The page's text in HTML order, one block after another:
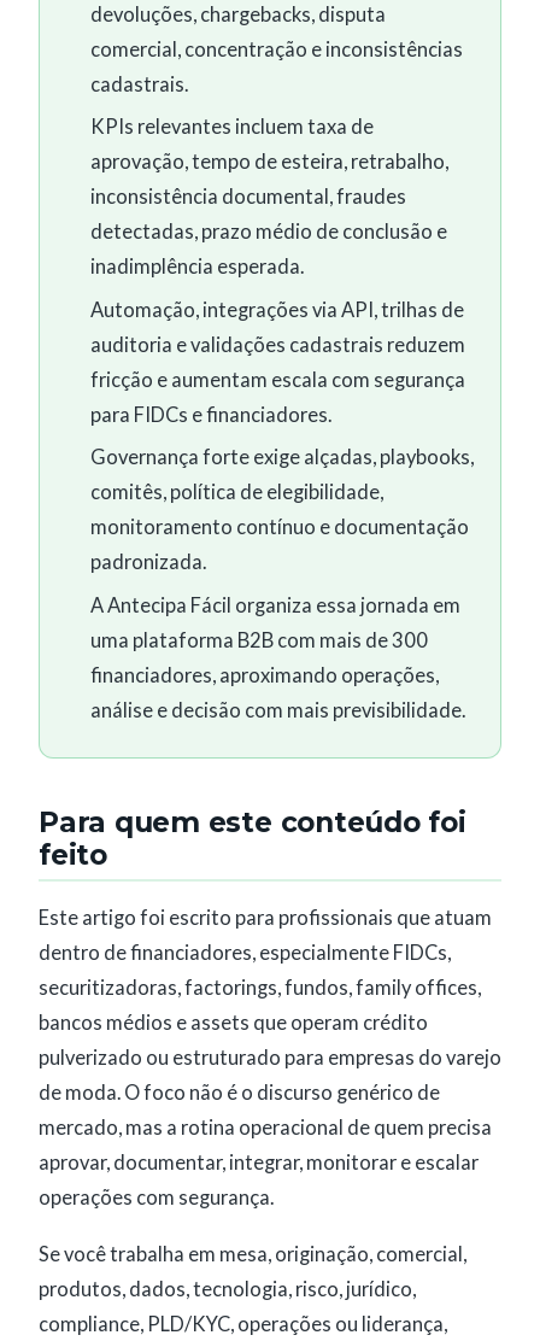
devoluções, chargebacks, disputa
comercial, concentração e inconsistências
cadastrais.
KPIs relevantes incluem taxa de
aprovação, tempo de esteira, retrabalho,
inconsistência documental, fraudes
detectadas, prazo médio de conclusão e
inadimplência esperada.
Automação, integrações via API, trilhas de
auditoria e validações cadastrais reduzem
fricção e aumentam escala com segurança
para FIDCs e financiadores.
Governança forte exige alçadas, playbooks,
comitês, política de elegibilidade,
monitoramento contínuo e documentação
padronizada.
A Antecipa Fácil organiza essa jornada em
uma plataforma B2B com mais de 300
financiadores, aproximando operações,
análise e decisão com mais previsibilidade.
Para quem este conteúdo foi
feito
Este artigo foi escrito para profissionais que atuam
dentro de financiadores, especialmente FIDCs,
securitizadoras, factorings, fundos, family offices,
bancos médios e assets que operam crédito
pulverizado ou estruturado para empresas do varejo
de moda. O foco não é o discurso genérico de
mercado, mas a rotina operacional de quem precisa
aprovar, documentar, integrar, monitorar e escalar
operações com segurança.
Se você trabalha em mesa, originação, comercial,
produtos, dados, tecnologia, risco, jurídico,
compliance, PLD/KYC, operações ou liderança,